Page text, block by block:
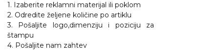
1. Izaberite reklamni materijal ili poklom
2. Odredite željene količine po artiklu
3. Pošaljite logo,dimenziju i poziciju za
štampu
4. Pošaljite nam zahtev